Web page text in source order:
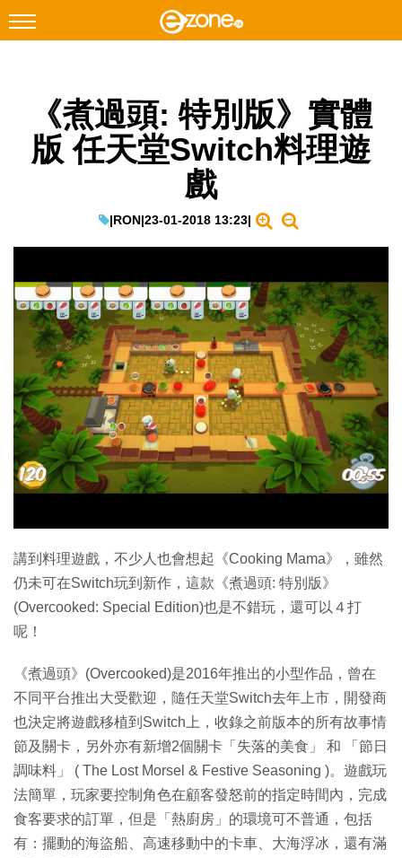
Facebook Instagram
科技焦點
教學評測
EduTech
IT Times
生成式AI與雲端應用
Enterprise Digital Transformation
特集
《煮過頭: 特別版》實體
版 任天堂Switch料理遊
戲
|RON|23-01-2018 13:23|
講到料理遊戲，不少人也會想起《Cooking Mama》，雖然
仍未可在Switch玩到新作，這款《煮過頭: 特別版》
(Overcooked: Special Edition)也是不錯玩，還可以４打
呢！
《煮過頭》(Overcooked)是2016年推出的小型作品，曾在
不同平台推出大受歡迎，隨任天堂Switch去年上市，開發商
也決定將遊戲移植到Switch上，收錄之前版本的所有故事情
節及關卡，另外亦有新增2個關卡「失落的美食」 和 「節日
調味料」 ( The Lost Morsel & Festive Seasoning )。遊戲玩
法簡單，玩家要控制角色在顧客發怒前的指定時間內，完成
食客要求的訂單，但是「熱廚房」的環境可不普通，包括
有：擺動的海盜船、高速移動中的卡車、大海浮冰，還有滿